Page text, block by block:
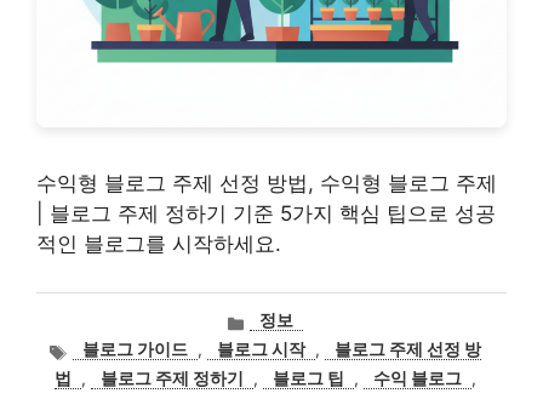
수익형 블로그 주제 선정 방법, 수익형 블로그 주제
| 블로그 주제 정하기 기준 5가지 핵심 팁으로 성공
적인 블로그를 시작하세요.
카
테
고
리
정보
태블로그 가이드 , 블로그 시작 ,
블로그 주제 선정 방
법
, 블로그 주제 정하기 , 블로그 팁 , 수익 블로그 ,